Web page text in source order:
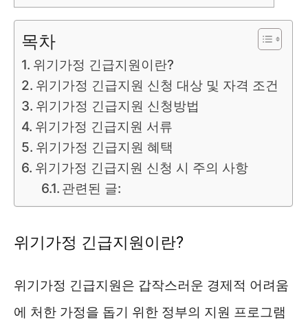
목차
위기가정 긴급지원이란?
위기가정 긴급지원 신청 대상 및 자격 조건
위기가정 긴급지원 신청방법
위기가정 긴급지원 서류
위기가정 긴급지원 혜택
위기가정 긴급지원 신청 시 주의 사항
관련된 글:
위기가정 긴급지원이란?
위기가정 긴급지원은 갑작스러운 경제적 어려움
에 처한 가정을 돕기 위한 정부의 지원 프로그램